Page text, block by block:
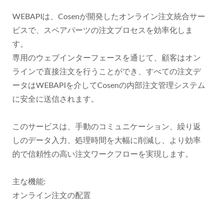
WEBAPIは、Cosenが開発したオンライン注文統合サー
ビスで、スペアパーツの注文プロセスを効率化しま
す。
専用のウェブインターフェースを通じて、顧客はオン
ラインで直接注文を行うことができ、すべての注文デ
ータはWEBAPIを介してCosenの内部注文管理システム
に安全に送信されます。
このサービスは、手動のコミュニケーション、繰り返
しのデータ入力、処理時間を大幅に削減し、より効率
的で信頼性の高い注文ワークフローを実現します。
主な機能:
オンライン注文の配置